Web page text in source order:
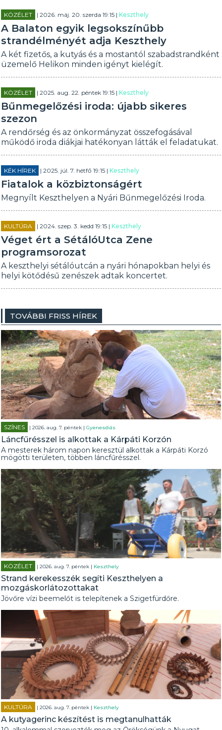
KÖZÉLET | 2026. máj. 20. szerda 19:15 |Keszthely
A Balaton egyik legsokszínűbb
strandélményét adja Keszthely
A két fizetős, a kutyás és a mostantól szabadstrandként
üzemelő Helikon minden igényt kielégít.
KÖZÉLET | 2025. aug. 22. péntek 19:15 |Keszthely
Bűnmegelőzési iroda: újabb sikeres
szezon
A rendőrség és az önkormányzat összefogásával
működő iroda diákjai hatékonyan látták el feladatukat.
KÉK HÍREK | 2025. júl. 7. hétfő 19:15 |Keszthely
Fiatalok a közbiztonságért
Megnyílt Keszthelyen a Nyári Bűnmegelőzési Iroda.
KULTÚRA | 2024. szep. 3. kedd 19:15 |Keszthely
Véget ért a SétálóUtca Zene
programsorozat
A keszthelyi sétálóutcán a nyári hónapokban helyi és
helyi kötődésű zenészek adtak koncertet.
TOVÁBBI FRISS HÍREK
SZÍNES | 2026. aug. 7. péntek |Gyenesdiás
Láncfűrésszel is alkottak a Kárpáti Korzón
A mesterek három napon keresztül alkottak a Kárpáti Korzó
mögötti területen, többen láncfűrésszel.
KÖZÉLET | 2026. aug. 7. péntek | Keszthely
Strand kerekesszék segíti Keszthelyen a
mozgáskorlátozottakat
Jövőre vízi beemelőt is telepítenek a Szigetfürdőre.
KULTÚRA | 2026. aug. 7. péntek | Keszthely
A kutyagerinc készítést is megtanulhatták